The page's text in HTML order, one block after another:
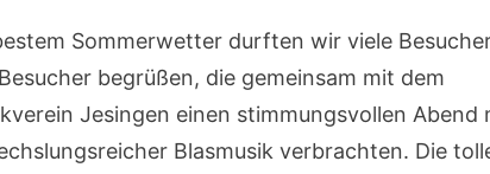
Sommerwetter durften wir viele
begrüßen, die gemeinsam mit dem
Jesingen einen stimmungsvollen Abend
Blasmusik verbrachten. Die